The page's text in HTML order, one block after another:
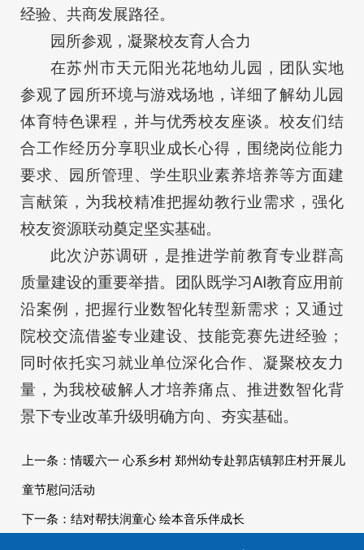
经验、共商发展路径。
园所参观，凝聚校友育人合力
在苏州市天元阳光花地幼儿园，团队实地
参观了园所环境与游戏场地，详细了解幼儿园
体育特色课程，并与优秀校友座谈。校友们结
合工作经历分享职业成长心得，围绕岗位能力
要求、园所管理、学生职业素养培养等方面建
言献策，为我校精准把握幼教行业需求，强化
校友资源联动奠定坚实基础。
此次沪苏调研，是推进学前教育专业群高
质量建设的重要举措。团队既学习AI教育应用前
沿案例，把握行业数智化转型新需求；又通过
院校交流借鉴专业建设、技能竞赛先进经验；
同时依托实习就业单位深化合作、凝聚校友力
量，为我校破解人才培养痛点、推进数智化背
景下专业改革升级明确方向、夯实基础。
上一条：情暖六一 心系乡村 郑州幼专赴郭店镇郭庄村开展儿
童节慰问活动
下一条： 结对帮扶润童心 绘本音乐伴成长